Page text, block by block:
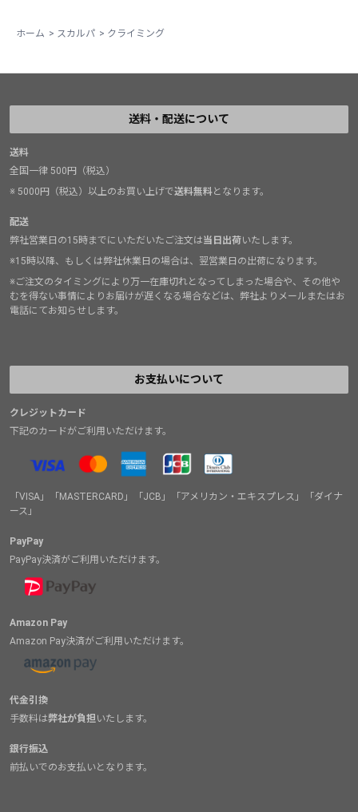
の履きやすさを実現しています（それでも２代目よりは
グの性能も初代より上がっているようです。
代目の快適性の間、「ちょうどいいけれどしっかり踏め
る」というところにズバリ当ててきたのが３代目のブー
幅広且つ甲高で、親指よりも人差し指が長い足型（いわ
ゆるギリシャ型）の僕は、細身でターンインのある初代
履いてみると「これなら自分でも履いて使いこなせる」
みが早い！使い始めて3日目でもう本気のクライミング
に実践投入してしまいました。
しいアップデートです。最近の花崗岩での成果はルート
でもボルダーでもほとんどコレ、と言えるくらいに信頼
のおける一足となっています。もちろん、花崗岩だけで
なくチャートにも石灰岩にも！
ホーム > スカルパ > クライミング
送料・配送について
送料
全国一律 500円（税込）
※ 5000円（税込）以上のお買い上げで送料無料となります。
配送
弊社営業日の15時までにいただいたご注文は当日出荷いたします。
※15時以降、もしくは弊社休業日の場合は、翌営業日の出荷になります。
※ご注文のタイミングにより万一在庫切れとなってしまった場合や、その他や
むを得ない事情によりお届けが遅くなる場合などは、弊社よりメールまたはお
電話にてお知らせします。
お支払いについて
クレジットカード
下記のカードがご利用いただけます。
「VISA」「MASTERCARD」「JCB」「アメリカン・エキスプレス」「ダイナ
ース」
PayPay
PayPay決済がご利用いただけます。
Amazon Pay
Amazon Pay決済がご利用いただけます。
代金引換
手数料は弊社が負担 いたします。
銀行振込
前払いでのお支払いとなります。